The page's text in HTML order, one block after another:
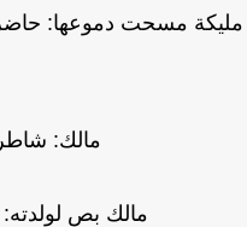
مسحت دموعها: حاضر
مالك:
مالك بص لولدته: